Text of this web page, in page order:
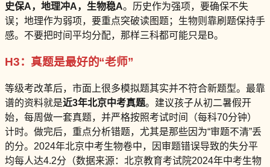
史保A，地理冲A，生物稳A。历史作为强项，要确保不失
误；地理作为弱项，要重点突破读图题；生物则靠刷题保持手
感。不要把时间平均分配，那样三科都可能只是B。
H3：真题是最好的“老师”
等级考改革后，市面上很多模拟题其实并不符合新题型。最靠
谱的资料就是近3年北京中考真题。建议孩子从初二暑假开
始，每周做一套真题，并严格按照考试时间（每科70分钟）
计时。做完后，重点分析错题，尤其是那些因为“审题不清”丢
的分。2024年北京中考生物卷中，因审题错误导致的失分平
均每人达4.2分（数据来源：北京教育考试院2024年中考生物